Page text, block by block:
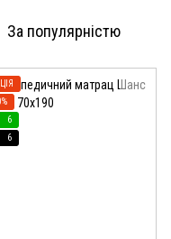
За популярністю
6
6